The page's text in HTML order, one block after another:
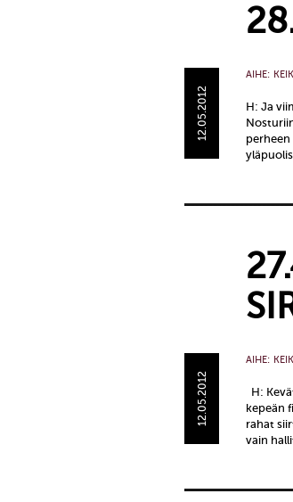
12.05.2012
AIHE:
H: Ja
12.05.2012
AIHE:
H:
kepeän
rahat
vain